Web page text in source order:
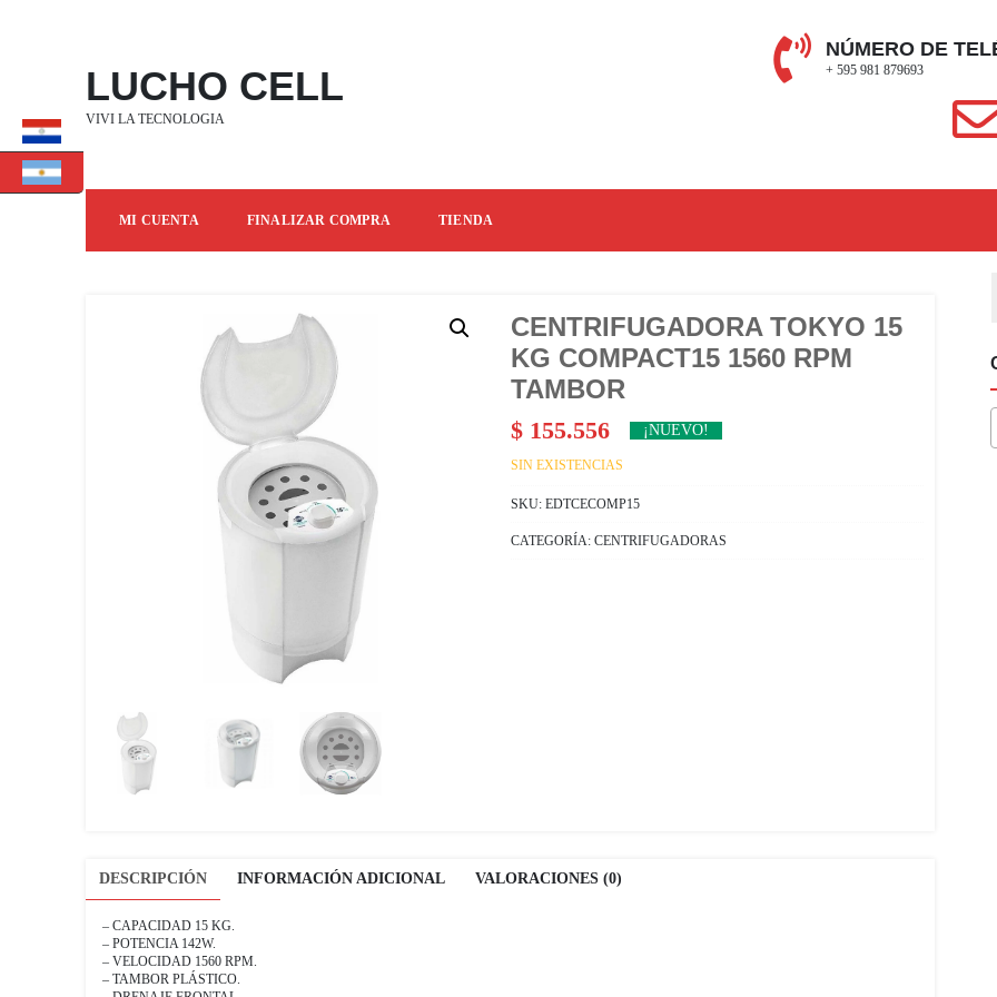
LUCHO CELL
VIVI LA TECNOLOGIA
NÚMERO DE
+ 595 981 879693
MI CUENTA FINALIZAR COMPRA TIENDA
CENTRIFUGADORA TOKYO 15
KG COMPACT15 1560 RPM
TAMBOR
$155.556 ¡NUEVO!
SIN EXISTENCIAS
SKU: EDTCECOMP15
CATEGORÍA: CENTRIFUGADORAS
DESCRIPCIÓN INFORMACIÓN ADICIONAL VALORACIONES (0)
– CAPACIDAD 15 KG.
– POTENCIA 142W.
– VELOCIDAD 1560 RPM.
– TAMBOR PLÁSTICO.